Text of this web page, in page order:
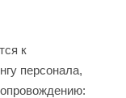
к
персонала,